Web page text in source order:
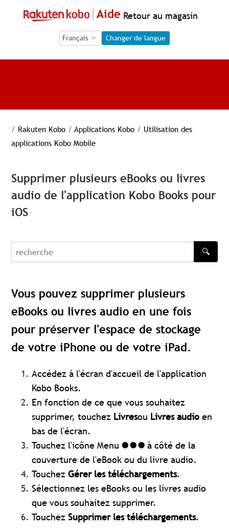
Aide Retour au magasin
Language Selection
Language Selection
Changer de langue
/ Rakuten Kobo / Applications Kobo / Utilisation des
applications Kobo Mobile
Supprimer plusieurs eBooks ou livres
audio de l'application Kobo Books pour
iOS
recherche
🔍
Vous pouvez supprimer plusieurs
eBooks ou livres audio en une fois
pour préserver l'espace de stockage
de votre iPhone ou de votre iPad.
Accédez à l'écran d'accueil de l'application
Kobo Books.
En fonction de ce que vous souhaitez
supprimer, touchez Livresou Livres audio en
bas de l'écran.
Touchez l'icône Menu
à côté de la
couverture de l'eBook ou du livre audio.
TouchezGérer les téléchargements.
Sélectionnez les eBooks ou les livres audio
que vous souhaitez supprimer.
TouchezSupprimer les téléchargements.